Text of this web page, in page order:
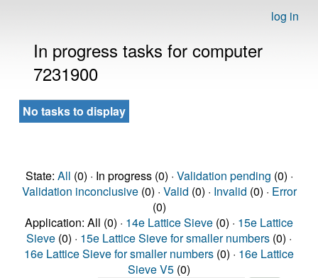
log in
In progress tasks for computer
7231900
No tasks to display
State: All (0) · In progress (0) · Validation pending (0) ·
Validation inconclusive(0) · Valid (0) · Invalid (0) · Error
(0)
Application: All (0) · 14e Lattice Sieve (0) · 15e Lattice
Sieve (0) · 15e Lattice Sieve for smaller numbers (0) ·
16e Lattice Sieve for smaller numbers (0) · 16e Lattice
Sieve V5 (0)